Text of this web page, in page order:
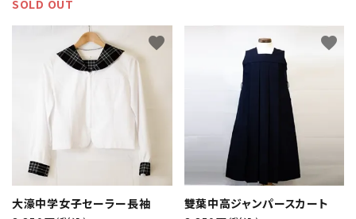
SOLD OUT
大濠中学女子セーラー長袖
favorite
雙葉中高ジャンパースカート
favorite